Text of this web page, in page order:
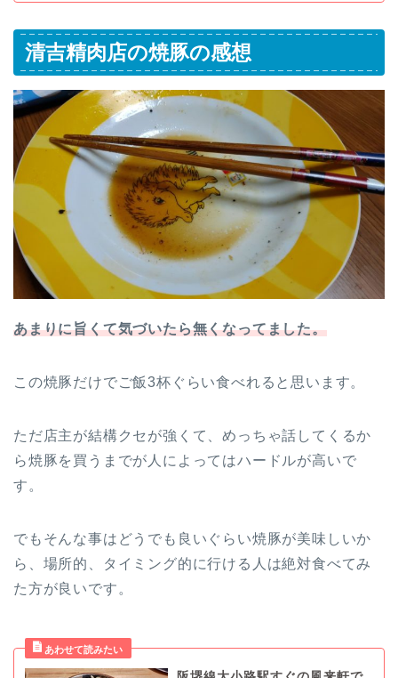
清吉精肉店の焼豚の感想
あまりに旨くて気づいたら無くなってました。
この焼豚だけでご飯3杯ぐらい食べれると思います。
ただ店主が結構クセが強くて、めっちゃ話してくるか
ら焼豚を買うまでが人によってはハードルが高いで
す。
でもそんな事はどうでも良いぐらい焼豚が美味しいか
ら、場所的、タイミング的に行ける人は絶対食べてみ
た方が良いです。